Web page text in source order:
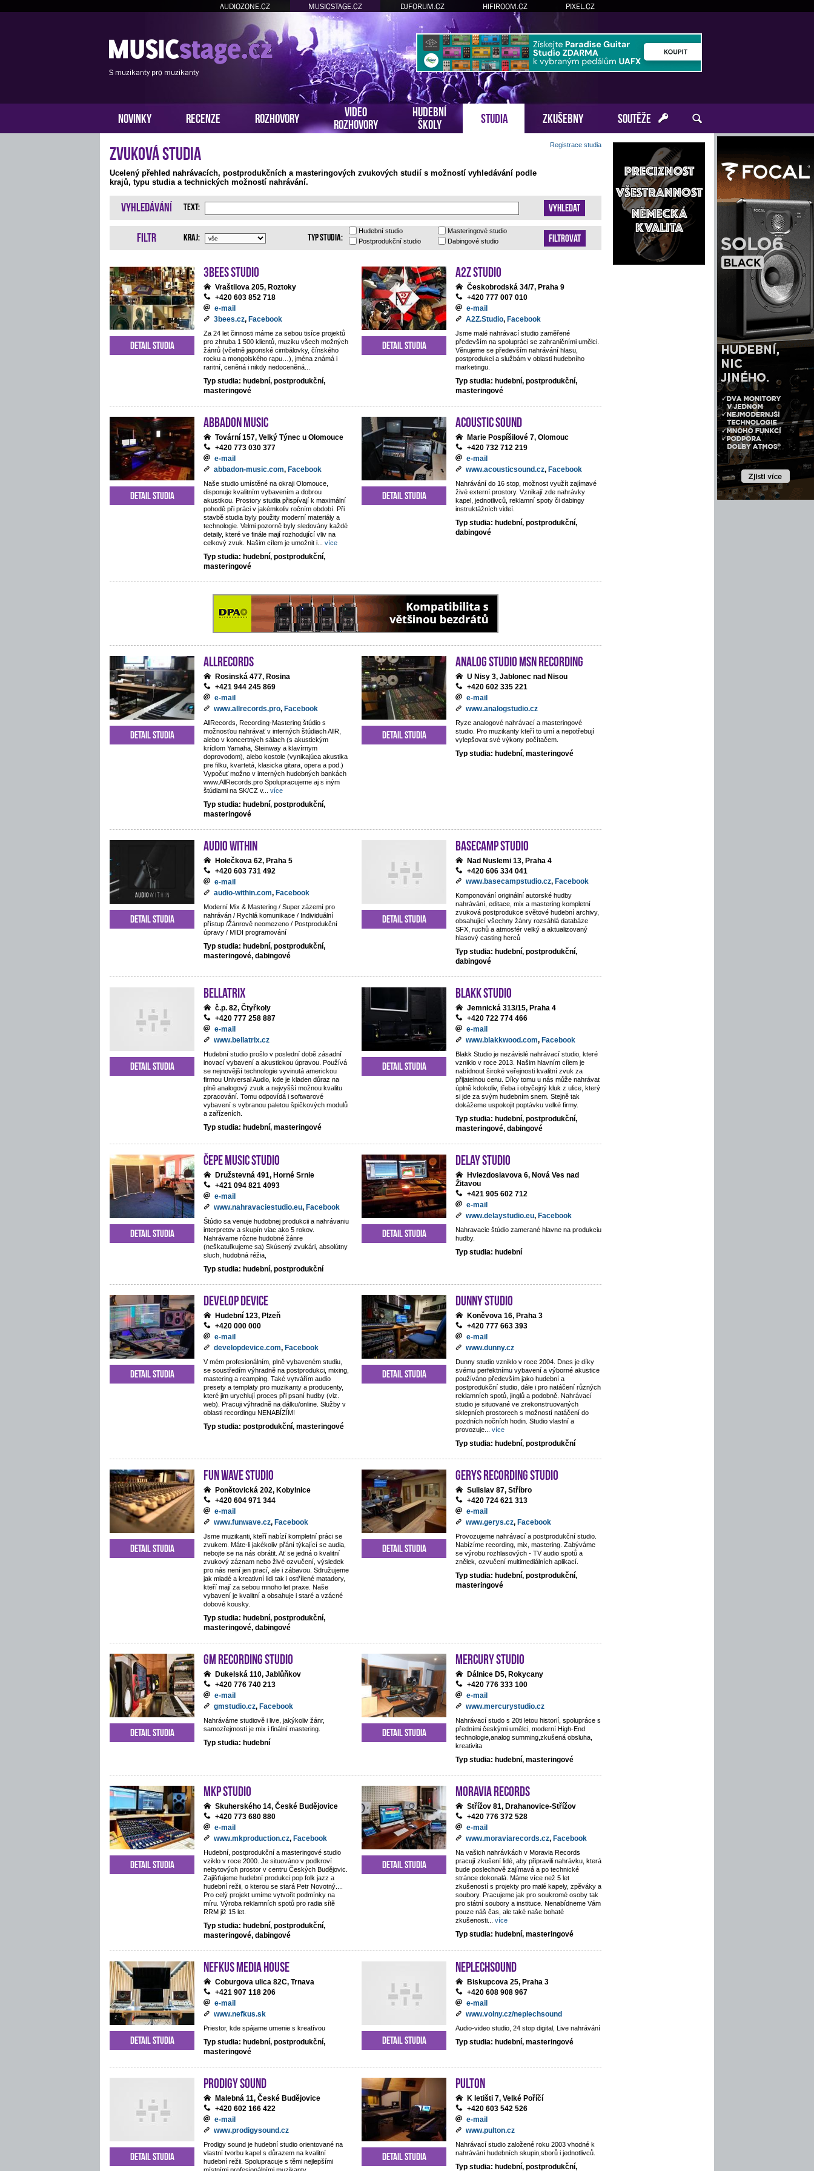
AUDIOZONE.CZ MUSICSTAGE.CZ DJFORUM.CZ HIFIROOM.CZ PIXEL.CZ
S muzikanty pro muzikanty
NOVINKY RECENZE ROZHOVORY
VIDEO
ROZHOVORY
HUDEBNÍ
ŠKOLY
STUDIA ZKUŠEBNY SOUTĚŽE
Zvuková studia Registrace studia
Ucelený přehled nahrávacích, postprodukčních a masteringových zvukových studií s možností vyhledávání podle
krajů, typu studia a technických možností nahrávání.
Vyhledávání Vyhledat
Text:
Filtr Filtrovat
Kraj:
Masteringové studio
Dabingové studio
Hudebnístudio
Postprodukčnístudio
Typ studia:
3bees studio
Vraštilova 205, Roztoky
+420 603 852 718
e-mail
3bees.cz, Facebook
Za 24 let činnosti máme za sebou tisíce projektů
pro zhruba 1 500 klientů, muziku všech možných
žánrů (včetně japonské cimbálovky, čínského
rocku a mongolského rapu…), jména známá i
raritní, ceněná i nikdy nedoceněná...
Typ studia: hudební, postprodukční,
masteringové
Detail studia
A2Z Studio
Českobrodská 34/7, Praha 9
+420 777 007 010
e-mail
A2Z.Studio, Facebook
Jsme malé nahrávací studio zaměřené
především na spolupráci se zahraničními umělci.
Věnujeme se především nahrávání hlasu,
postprodukci a službám v oblasti hudebního
marketingu.
Typ studia: hudební, postprodukční,
masteringové
Detail studia
ABBADON Music
Tovární 157, Velký Týnec u Olomouce
+420 773 030 377
e-mail
abbadon-music.com, Facebook
Naše studio umístěné na okraji Olomouce,
disponuje kvalitním vybavením a dobrou
akustikou. Prostory studia přispívají k maximální
pohodě při práci v jakémkoliv ročním období. Při
stavbě studia byly použity moderní materiály a
technologie. Velmi pozorně byly sledovány každé
detaily, které ve finále mají rozhodující vliv na
celkový zvuk. Našim cílem je umožnit i
více
Typ studia: hudební, postprodukční,
masteringové
Detail studia
Acoustic Sound
Marie Pospíšilové 7, Olomouc
+420 732 712 219
e-mail
www.acousticsound.cz, Facebook
Nahrávání do 16 stop, možnost využít zajímavé
živé externí prostory. Vznikají zde nahrávky
kapel, jednotlivců, reklamní spoty či dabingy
instruktážních videí.
Typ studia: hudební, postprodukční,
dabingové
Detail studia
AllRecords
Rosinská 477, Rosina
+421 944 245 869
e-mail
www.allrecords.pro, Facebook
AllRecords, Recording-Mastering štúdio s
možnosťou nahrávať v interných štúdiach AllR,
alebo v koncertných sálach (s akustickým
krídlom Yamaha, Steinway a klavírnym
doprovodom), alebo kostole (vynikajúca akustika
pre filku, kvartetá, klasicka gitara, opera a pod.)
Vypočuť možno v interných hudobných bankách
www.AllRecords.pro Spolupracujeme aj s iným
štúdiami na SK/CZ v... více
Typ studia: hudební, postprodukční,
masteringové
Detail studia
analog studio MSN recording
U Nisy 3, Jablonec nad Nisou
+420 602 335 221
e-mail
www.analogstudio.cz
Ryze analogové nahrávací a masteringové
studio. Pro muzikanty kteří to umí a nepotřebují
vylepšovat své výkony počítačem.
Typ studia: hudební, masteringové
Detail studia
Audio Within
Holečkova 62, Praha 5
+420 603 731 492
e-mail
audio-within.com, Facebook
Moderní Mix & Mastering / Super zázemí pro
nahráván / Rychlá komunikace / Individuální
přístup /Žánrově neomezeno / Postprodukční
úpravy / MIDI programování
Typ studia: hudební, postprodukční,
masteringové, dabingové
Detail studia
BaseCamp studio
Nad Nuslemi 13, Praha 4
+420 606 334 041
www.basecampstudio.cz, Facebook
Komponování originální autorské hudby
nahrávání, editace, mix a mastering kompletní
zvuková postprodukce světové hudební archivy,
obsahující všechny žánry rozsáhlá databáze
SFX, ruchů a atmosfér velký a aktualizovaný
hlasový casting herců
Typ studia: hudební, postprodukční,
dabingové
Detail studia
BELLATRIX
č.p. 82, Čtyřkoly
+420 777 258 887
e-mail
www.bellatrix.cz
Hudební studio prošlo v poslední době zásadní
inovací vybavení a akustickou úpravou. Používá
se nejnovější technologie vyvinutá americkou
firmou Universal Audio, kde je kladen důraz na
plně analogový zvuk a nejvyšší možnou kvalitu
zpracování. Tomu odpovídá i softwarové
vybavení s vybranou paletou špičkových modulů
a zařízeních.
Typ studia: hudební, masteringové
Detail studia
Blakk Studio
Jemnická 313/15, Praha 4
+420 722 774 466
e-mail
www.blakkwood.com, Facebook
Blakk Studio je nezávislé nahrávací studio, které
vzniklo v roce 2013. Našim hlavním cílem je
nabídnout široké veřejnosti kvalitní zvuk za
přijatelnou cenu. Díky tomu u nás může nahrávat
úplně kdokoliv, třeba i obyčejný kluk z ulice, který
si jde za svým hudebním snem. Stejně tak
dokážeme uspokojit poptávku velké firmy.
Typ studia: hudební, postprodukční,
masteringové, dabingové
Detail studia
ČePE MUSIC Studio
Družstevná 491, Horné Srnie
+421 094 821 4093
e-mail
www.nahravaciestudio.eu, Facebook
Štúdio sa venuje hudobnej produkcii a nahrávaniu
interpretov a skupín viac ako 5 rokov.
Nahrávame rôzne hudobné žánre
(neškatuľkujeme sa) Skúsený zvukári, absolútny
sluch, hudobná réžia,
Typ studia: hudební, postprodukční
Detail studia
DeLay studio
Hviezdoslavova 6, Nová Ves nad
Žitavou
+421 905 602 712
e-mail
www.delaystudio.eu, Facebook
Nahravacie štúdio zamerané hlavne na produkciu
hudby.
Typ studia: hudební
Detail studia
Develop Device
Hudební 123, Plzeň
+420 000 000
e-mail
developdevice.com, Facebook
V mém profesionálním, plně vybaveném studiu,
se soustředím výhradně na postprodukci, mixing,
mastering a reamping. Také vytvářím audio
presety a templaty pro muzikanty a producenty,
které jim urychlují proces při psaní hudby (viz.
web). Pracuji výhradně na dálku/online. Služby v
oblasti recordingu NENABÍZÍM!
Typ studia: postprodukční, masteringové
Detail studia
Dunny studio
Koněvova 16, Praha 3
+420 777 663 393
e-mail
www.dunny.cz
Dunny studio vzniklo v roce 2004. Dnes je díky
svému perfektnímu vybavení a výborné akustice
používáno především jako hudební a
postprodukční studio, dále i pro natáčení různých
reklamních spotů, jinglů a podobně. Nahrávací
studio je situované ve zrekonstruovaných
sklepních prostorech s možností natáčení do
pozdních nočních hodin. Studio vlastní a
provozuje
více
Typ studia: hudební, postprodukční
Detail studia
Fun Wave Studio
Ponětovická 202, Kobylnice
+420 604 971 344
e-mail
www.funwave.cz, Facebook
Jsme muzikanti, kteří nabízí kompletní práci se
zvukem. Máte-li jakékoliv přání týkající se audia,
nebojte se na nás obrátit. Ať se jedná o kvalitní
zvukový záznam nebo živé ozvučení, výsledek
pro nás není jen prací, ale i zábavou. Sdružujeme
jak mladé a kreativní lidi tak i ostřílené matadory,
kteří mají za sebou mnoho let praxe. Naše
vybavení je kvalitní a obsahuje i staré a vzácné
dobové kousky.
Typ studia: hudební, postprodukční,
masteringové, dabingové
Detail studia
Gerys Recording Studio
Sulislav 87, Stříbro
+420 724 621 313
e-mail
www.gerys.cz, Facebook
Provozujeme nahrávací a postprodukční studio.
Nabízíme recording, mix, mastering. Zabýváme
se výrobu rozhlasových - TV audio spotů a
znělek, ozvučení multimediálních aplikací.
Typ studia: hudební, postprodukční,
masteringové
Detail studia
GM Recording Studio
Dukelská 110, Jablůňkov
+420 776 740 213
e-mail
gmstudio.cz, Facebook
Nahráváme studiově i live, jakýkoliv žánr,
samozřejmostí je mix i finální mastering.
Typ studia: hudební
Detail studia
Mercury studio
Dálnice D5, Rokycany
+420 776 333 100
e-mail
www.mercurystudio.cz
Nahrávací studo s 20ti letou historií, spolupráce s
předními českými umělci, moderní High-End
technologie,analog summing,zkušená obsluha,
kreativita
Typ studia: hudební, masteringové
Detail studia
MKP STUDIO
Skuherského 14, České Budějovice
+420 773 680 880
e-mail
www.mkproduction.cz, Facebook
Hudební, postprodukční a masteringové studio
vziklo v roce 2000. Je situováno v podkroví
nebytových prostor v centru Českých Budějovic.
Zajišťujeme hudební produkci pop folk jazz a
hudební režii, o kterou se stará Petr Novotný....
Pro celý projekt umíme vytvořit podmínky na
míru. Výroba reklamních spotů pro radia sítě
RRM již 15 let.
Typ studia: hudební, postprodukční,
masteringové, dabingové
Detail studia
Moravia Records
Střížov 81, Drahanovice-Střížov
+420 776 372 528
e-mail
www.moraviarecords.cz, Facebook
Na vašich nahrávkách v Moravia Records
pracují zkušení lidé, aby připravili nahrávku, která
bude poslechově zajímavá a po technické
stránce dokonalá. Máme více než 5 let
zkušeností s projekty pro malé kapely, zpěváky a
soubory. Pracujeme jak pro soukromé osoby tak
pro státní soubory a instituce. Nenabídneme Vám
pouze náš čas, ale také naše bohaté
zkušenosti
více
Typ studia: hudební, masteringové
Detail studia
NEFKUS Media House
Coburgova ulica 82C, Trnava
+421 907 118 206
e-mail
www.nefkus.sk
Priestor, kde spájame umenie s kreatívou
Typ studia: hudební, postprodukční,
masteringové
Detail studia
NEPLECHSOUND
Biskupcova 25, Praha 3
+420 608 908 967
e-mail
www.volny.cz/neplechsound
Audio-video studio, 24 stop digital, Live nahrávání
Typ studia: hudební, masteringové
Detail studia
Prodigy Sound
Malebná 11, České Budějovice
+420 602 166 422
e-mail
www.prodigysound.cz
Prodigy sound je hudební studio orientované na
vlastní tvorbu kapel s důrazem na kvalitní
hudební režii. Spolupracuje s těmi nejlepšími
Detail studia
Pulton
K letišti 7, Velké Poříčí
+420 603 542 526
e-mail
www.pulton.cz
Nahrávací studio založené roku 2003 vhodné k
nahrávání hudebních skupin,sborů i jednotlivců.
Typ studia: hudební, postprodukční,
Detail studia